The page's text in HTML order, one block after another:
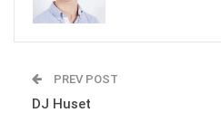
PREV POST
DJ Huset